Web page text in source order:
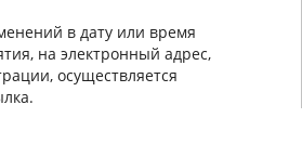
в дату или время
на электронный адрес,
осуществляется